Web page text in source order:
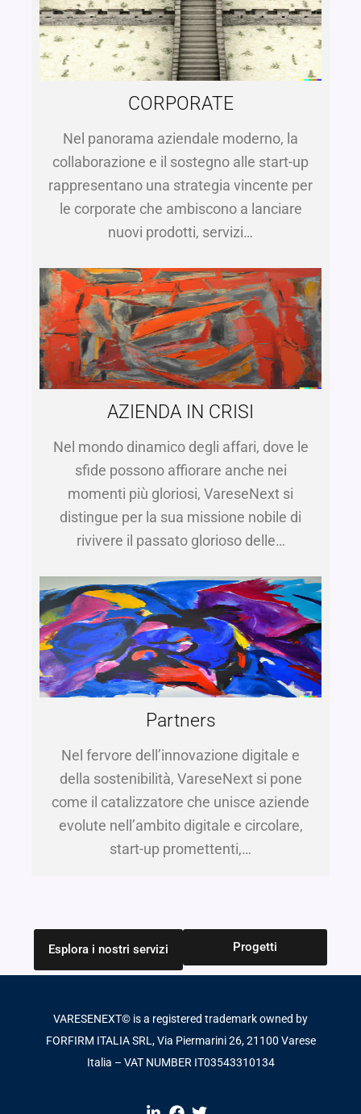
CORPORATE
Nel panorama aziendale moderno, la
collaborazione e il sostegno alle start-up
rappresentano una strategia vincente per
le corporate che ambiscono a lanciare
nuovi prodotti, servizi…
AZIENDA IN CRISI
Nel mondo dinamico degli affari, dove le
sfide possono affiorare anche nei
momenti più gloriosi, VareseNext si
distingue per la sua missione nobile di
rivivere il passato glorioso delle…
Partners
Nel fervore dell’innovazione digitale e
della sostenibilità, VareseNext si pone
come il catalizzatore che unisce aziende
evolute nell’ambito digitale e circolare,
start-up promettenti,…
Esplora i nostri servizi Progetti
VARESENEXT© is a registered trademark owned by
FORFIRM ITALIA SRL, Via Piermarini 26, 21100 Varese
Italia – VAT NUMBER IT03543310134​